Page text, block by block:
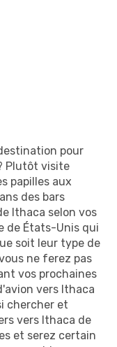
pour
Plutôt visite
papilles aux
des bars
Ithaca selon vos
de États-Unis qui
soit leur type de
ne ferez pas
vos prochaines
vers Ithaca
chercher et
vers Ithaca de
et serez certain